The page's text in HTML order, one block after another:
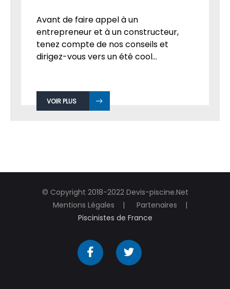
Avant de faire appel à un
entrepreneur et à un constructeur,
tenez compte de nos conseils et
dirigez-vous vers un été cool...
VOIR PLUS
© Copyright 2018-2022 Devis-piscine.Net
Mentions Légales
Partenaires
Piscinistes de France